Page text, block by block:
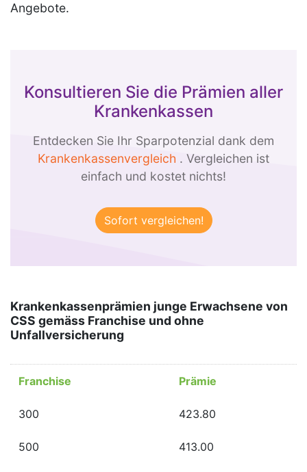
Angebote.
Konsultieren Sie die Prämien aller
Krankenkassen
Entdecken Sie Ihr Sparpotenzial dank dem
Krankenkassenvergleich . Vergleichen ist
einfach und kostet nichts!
Krankenkassenprämien junge Erwachsene von
CSS gemäss Franchise und ohne
Unfallversicherung
Franchise Prämie
300 423.80
500 413.00